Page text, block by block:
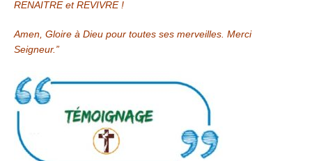
RENAITRE et REVIVRE !
Amen, Gloire à Dieu pour toutes ses merveilles. Merci
Seigneur.”